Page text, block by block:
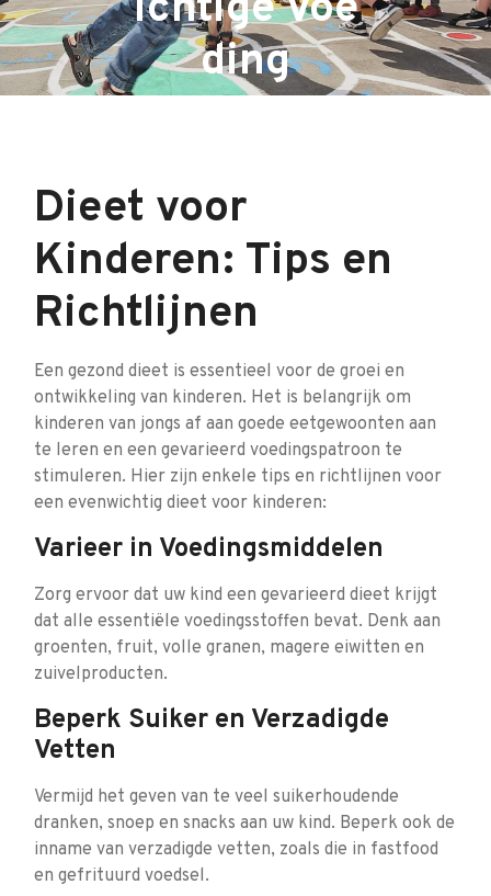
ding
Dieet voor
Kinderen: Tips en
Richtlijnen
Een gezond dieet is essentieel voor de groei en
ontwikkeling van kinderen. Het is belangrijk om
kinderen van jongs af aan goede eetgewoonten aan
te leren en een gevarieerd voedingspatroon te
stimuleren. Hier zijn enkele tips en richtlijnen voor
een evenwichtig dieet voor kinderen:
Varieer in Voedingsmiddelen
Zorg ervoor dat uw kind een gevarieerd dieet krijgt
dat alle essentiële voedingsstoffen bevat. Denk aan
groenten, fruit, volle granen, magere eiwitten en
zuivelproducten.
Beperk Suiker en Verzadigde
Vetten
Vermijd het geven van te veel suikerhoudende
dranken, snoep en snacks aan uw kind. Beperk ook de
inname van verzadigde vetten, zoals die in fastfood
en gefrituurd voedsel.